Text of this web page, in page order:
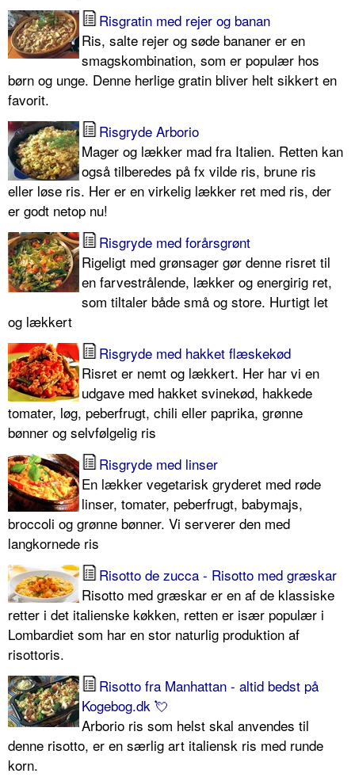
Risgratin med rejer og banan
Ris, salte rejer og søde bananer er en
smagskombination, som er populær hos
børn og unge. Denne herlige gratin bliver helt sikkert en
favorit.
Risgryde Arborio
Mager og lækker mad fra Italien. Retten kan
også tilberedes på fx vilde ris, brune ris
eller løse ris. Her er en virkelig lækker ret med ris, der
er godt netop nu!
Risgryde med forårsgrønt
Rigeligt med grønsager gør denne risret til
en farvestrålende, lækker og energirig ret,
som tiltaler både små og store. Hurtigt let
og lækkert
Risgryde med hakket flæskekød
Risret er nemt og lækkert. Her har vi en
udgave med hakket svinekød, hakkede
tomater, løg, peberfrugt, chili eller paprika, grønne
bønner og selvfølgelig ris
Risgryde med linser
En lækker vegetarisk gryderet med røde
linser, tomater, peberfrugt, babymajs,
broccoli og grønne bønner. Vi serverer den med
langkornede ris
Risotto de zucca - Risotto med græskar
Risotto med græskar er en af de klassiske
retter i det italienske køkken, retten er især populær i
Lombardiet som har en stor naturlig produktion af
risottoris.
Risotto fra Manhattan - altid bedst på
Kogebog.dk 💘
Arborio ris som helst skal anvendes til
denne risotto, er en særlig art italiensk ris med runde
korn.